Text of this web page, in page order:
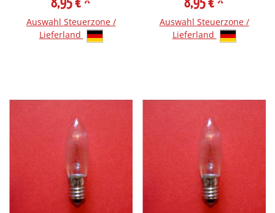
8,95 €*
Auswahl Steuerzone /
Lieferland
8,95 €*
Auswahl Steuerzone /
Lieferland